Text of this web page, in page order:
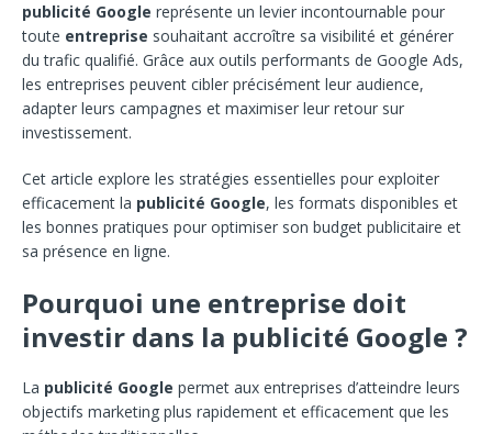
publicité Google représente un levier incontournable pour
toute entreprise souhaitant accroître sa visibilité et générer
du trafic qualifié. Grâce aux outils performants de Google Ads,
les entreprises peuvent cibler précisément leur audience,
adapter leurs campagnes et maximiser leur retour sur
investissement.
Cet article explore les stratégies essentielles pour exploiter
efficacement la publicité Google, les formats disponibles et
les bonnes pratiques pour optimiser son budget publicitaire et
sa présence en ligne.
Pourquoi une entreprise doit
investir dans la publicité Google ?
La publicité Google permet aux entreprises d’atteindre leurs
objectifs marketing plus rapidement et efficacement que les